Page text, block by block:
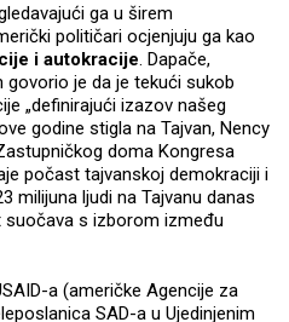
ga u širem
političari ocjenjuju ga kao
i autokracije. Dapače,
govorio je da je tekući sukob
„definirajući izazov našeg
godine stigla na Tajvan, Nency
doma Kongresa
počast tajvanskoj demokraciji i
milijuna ljudi na Tajvanu danas
suočava s izborom između
a (američke Agencije za
SAD-a u Ujedinjenim